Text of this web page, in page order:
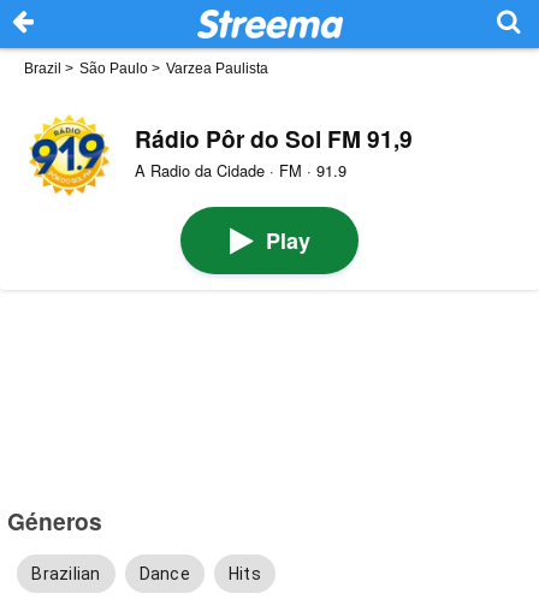
Brazil > São Paulo > Varzea Paulista
Rádio Pôr do Sol FM 91,9
A Radio da Cidade · FM · 91.9
Play
Géneros
Brazilian Dance Hits